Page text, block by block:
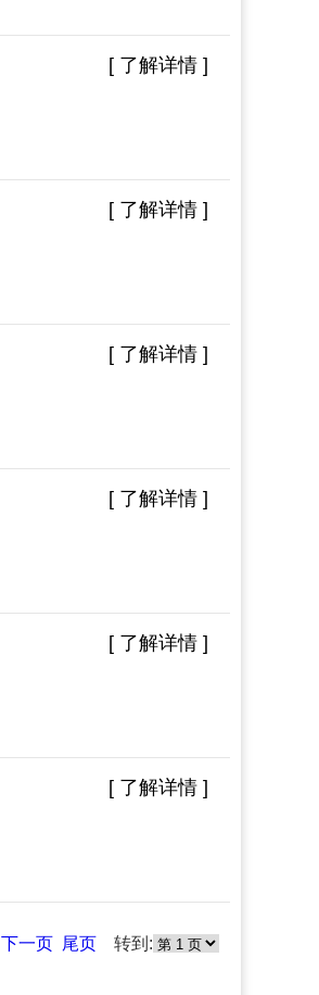
[ 了解详情 ]
[ 了解详情 ]
[ 了解详情 ]
[ 了解详情 ]
[ 了解详情 ]
[ 了解详情 ]
下一页 尾页 转到: